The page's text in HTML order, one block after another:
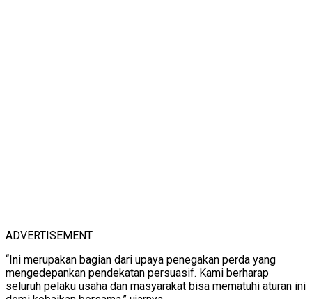
ADVERTISEMENT
“Ini merupakan bagian dari upaya penegakan perda yang
mengedepankan pendekatan persuasif. Kami berharap
seluruh pelaku usaha dan masyarakat bisa mematuhi aturan ini